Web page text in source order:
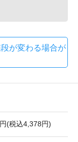
が変わる場合が
(税込4,378円)